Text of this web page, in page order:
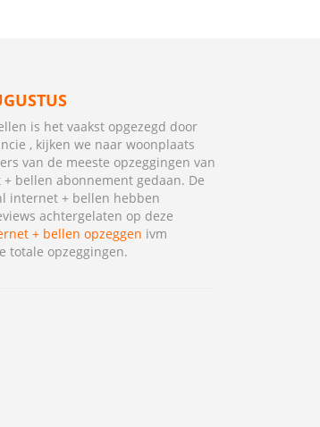
is het vaakst opgezegd door
, kijken we naar woonplaats
van de meeste opzeggingen van
bellen abonnement gedaan. De
internet + bellen hebben
achtergelaten op deze
+ bellen opzeggen ivm
totale opzeggingen.